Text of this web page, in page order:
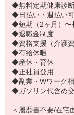
◆無料定期健康診
◆日払い・週払い
◆短期（2ヶ月）〜
◆退職金制度
◆資格支援（介護資
◆有給休暇
◆産休・育休
◆正社員登用
◆副業・Wワーク相
◆ガソリン代含め
＜履歴書不要/在宅